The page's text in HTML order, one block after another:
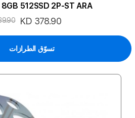
512SSD 2P-ST ARA
السعر
KD 378.90
تسوّق الطرازات